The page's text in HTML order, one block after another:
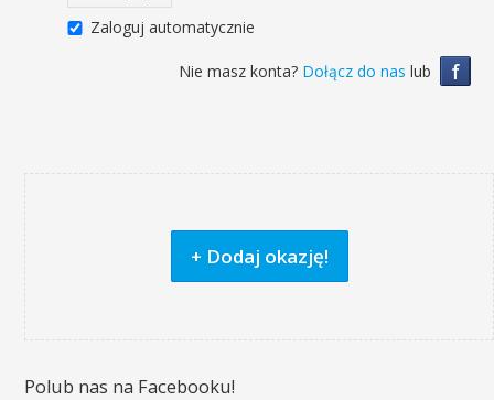
Zaloguj automatycznie
f
Nie masz konta? Dołącz do nas lub
+ Dodaj okazję!
Polub nas na Facebooku!